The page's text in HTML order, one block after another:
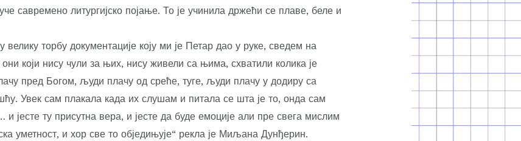
савремено литургијско појање. То је учинила држећи се плаве, беле и
велику торбу документације коју ми је Петар дао у руке, сведем на
који нису чули за њих, нису живели са њима, схватили колика је
пред Богом, људи плачу од среће, туге, људи плачу у додиру са
Увек сам плакала када их слушам и питала се шта је то, онда сам
и јесте ту присутна вера, и јесте да буде емоције али пре свега мислим
уметност, и хор све то обједињује“ рекла је Миљана Дунђерин.